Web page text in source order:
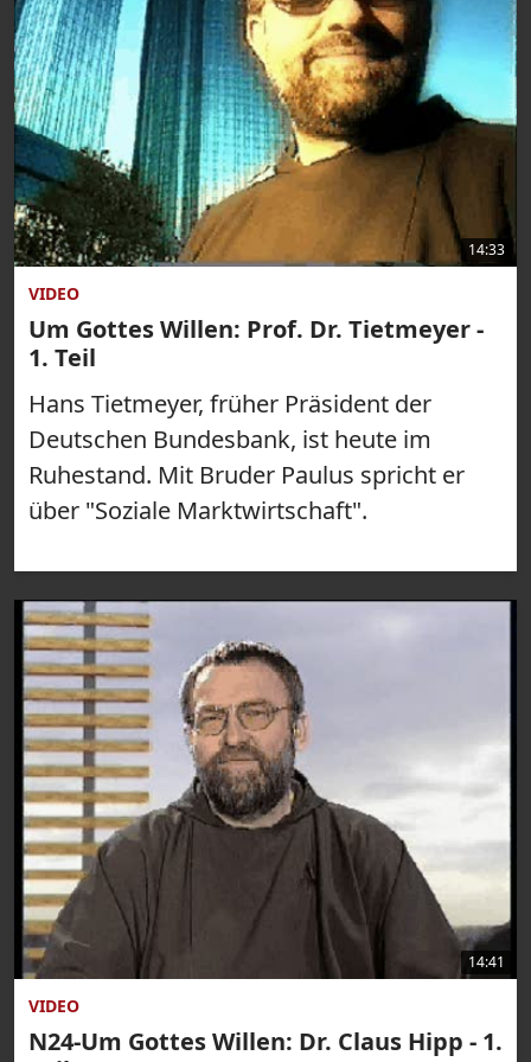
14:33
VIDEO
Um Gottes Willen: Prof. Dr. Tietmeyer -
1. Teil
Hans Tietmeyer, früher Präsident der
Deutschen Bundesbank, ist heute im
Ruhestand. Mit Bruder Paulus spricht er
über "Soziale Marktwirtschaft".
14:41
VIDEO
N24-Um Gottes Willen: Dr. Claus Hipp - 1.